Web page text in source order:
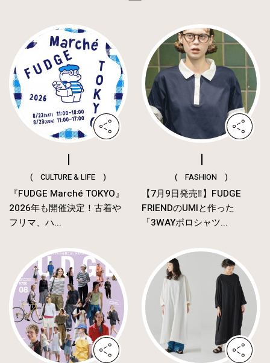
( CULTURE & LIFE )
『FUDGE Marché TOKYO』
2026年も開催決定！古着や
フリマ、ハ...
( FASHION )
【7月9日発売‼︎】FUDGE
FRIENDのUMIと作った
「3WAYポロシャツ...